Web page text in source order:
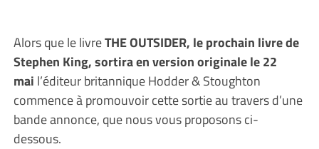
Alors que le livreTHE OUTSIDER, le prochain livre de
Stephen King, sortira en version originale le 22
mai l’éditeur britannique Hodder & Stoughton
commence à promouvoir cette sortie au travers d’une
bande annonce, que nous vous proposons ci-
dessous.